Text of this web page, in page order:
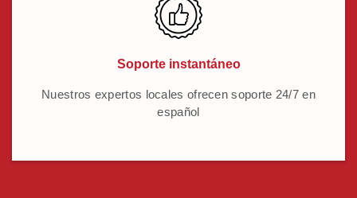
Soporte instantáneo
Nuestros expertos locales ofrecen soporte 24/7 en
español